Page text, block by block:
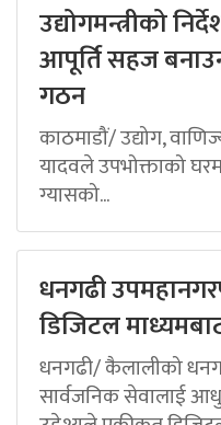
उद्योगमन्त्रीको
आपूर्ति सहज
गठन
काठमाडौं/ उद्योग,
यादवले उपभोक्ताको
ग्यासको...
धनगढी
डिजिटल
धनगढी/ कैलालीको
सार्वजनिक सेवालाई